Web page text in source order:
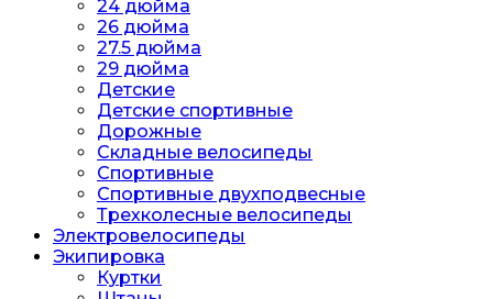
24 дюйма
26 дюйма
27.5 дюйма
29 дюйма
Детские
Детские спортивные
Дорожные
Складные велосипеды
Спортивные
Спортивные двухподвесные
Трехколесные велосипеды
Электровелосипеды
Экипировка
Куртки